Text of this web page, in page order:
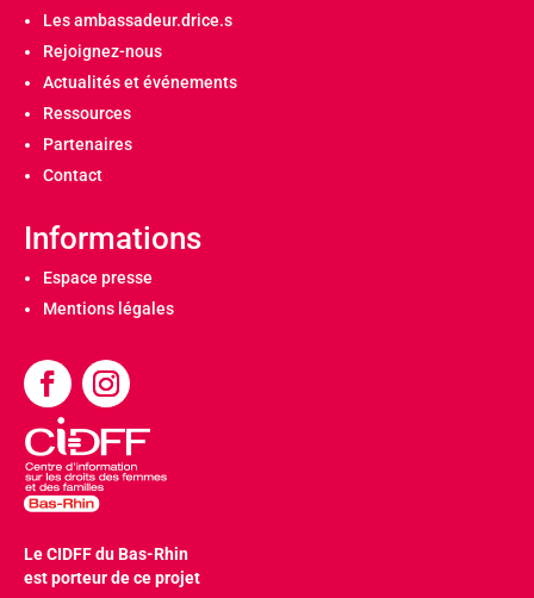
Les ambassadeur.drice.s
Rejoignez-nous
Actualités et événements
Ressources
Partenaires
Contact
Informations
Espace presse
Mentions légales
Le CIDFF du Bas-Rhin
est porteur de ce projet